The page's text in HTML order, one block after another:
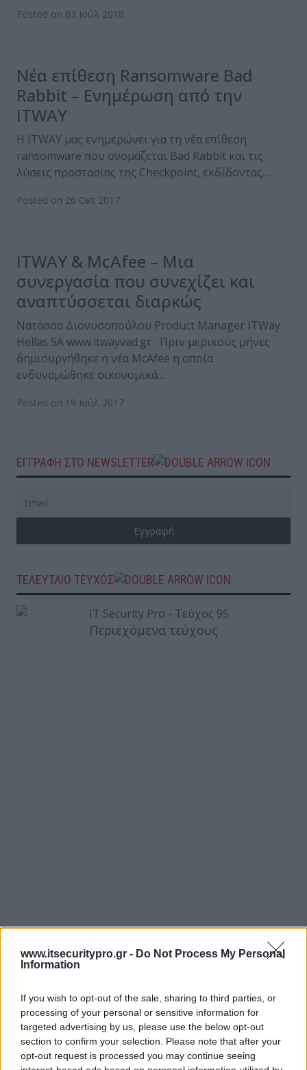
www.itsecuritypro.gr - Do Not Process My Personal
Information
If you wish to opt-out of the sale, sharing to third parties, or
processing of your personal or sensitive information for
targeted advertising by us, please use the below opt-out
section to confirm your selection. Please note that after your
opt-out request is processed you may continue seeing
Posted on 03 Ιούλ 2018
Νέα επίθεση Ransomware Bad
Rabbit – Ενημέρωση από την
ITWAY
Η ITWAY μας ενημερώνει για τη νέα επίθεση
ransomware που ονομάζεται Bad Rabbit και τις
λύσεις προστασίας της Checkpoint, εκδίδοντας…
Posted on 26 Οκτ 2017
ITWAY & McAfee – Μια
συνεργασία που συνεχίζει και
αναπτύσσεται διαρκώς
Νατάσσα Διονυσοπούλου Product Manager ITWay
Hellas SA www.itwayvad.gr Πριν μερικούς μήνες
δημιουργήθηκε η νέα McAfee η οποία
ενδυναμώθηκε οικονομικά…
Posted on 19 Ιούλ 2017
ΕΓΓΡΑΦΗ ΣΤΟ NEWSLETTER
ΤΕΛΕΥΤΑΙΟ ΤΕΥΧΟΣ
Περιεχόμενα τεύχους